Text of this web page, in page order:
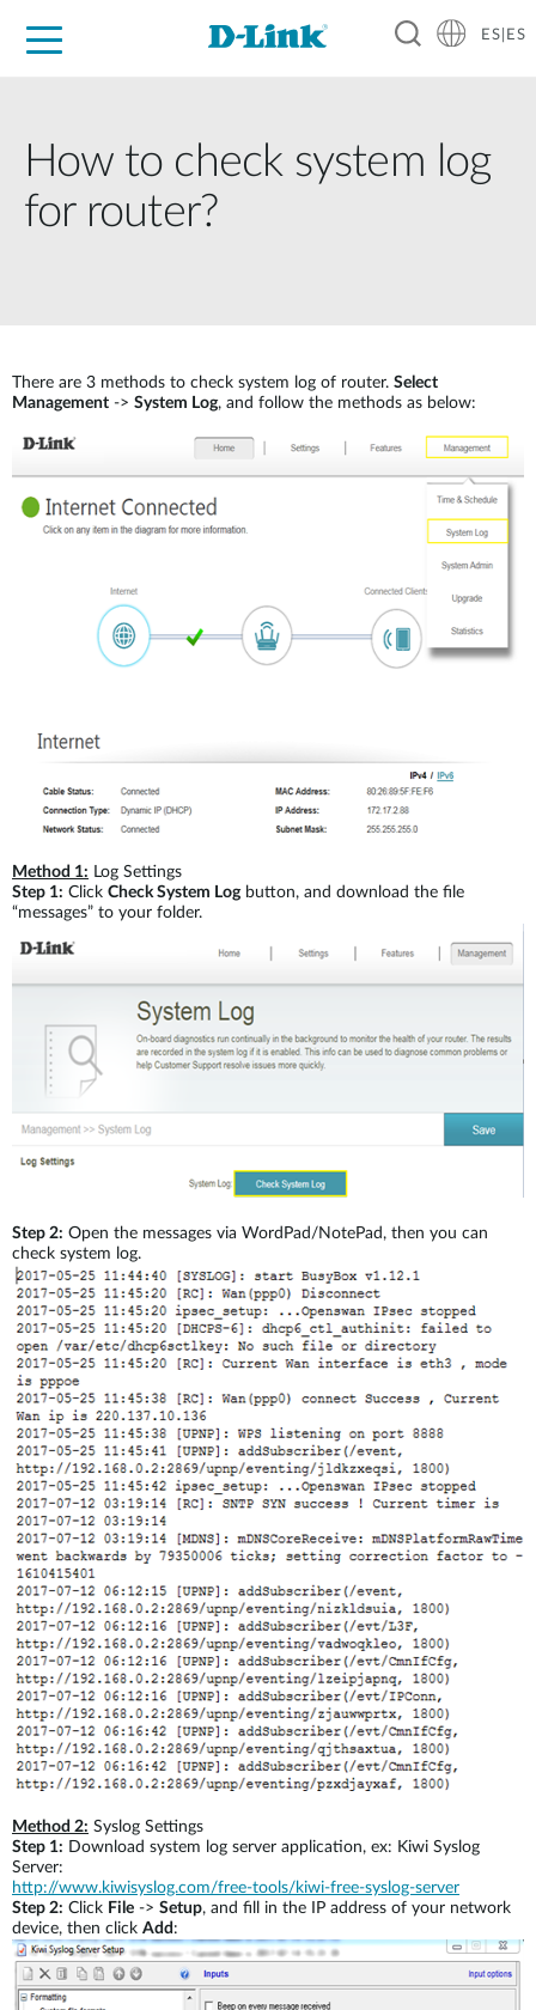
ES|ES
How to check system log
for router?
There are 3 methods to check system log of router. Select
Management -> System Log, and follow the methods as below:
Method 1: Log Settings
Step 1: Click Check System Logbutton, and download the file
“messages” to your folder.
Step 2: Open the messages via WordPad/NotePad, then you can
check system log.
Method 2: Syslog Settings
Step 1: Download system log server application, ex: Kiwi Syslog
Server:
http://www.kiwisyslog.com/free-tools/kiwi-free-syslog-server
Step 2: Click File -> Setup, and fill in the IP address of your network
device, then click Add :